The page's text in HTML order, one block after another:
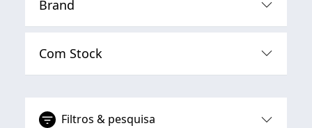
Filtros & pesquisa
Brand
Com Stock